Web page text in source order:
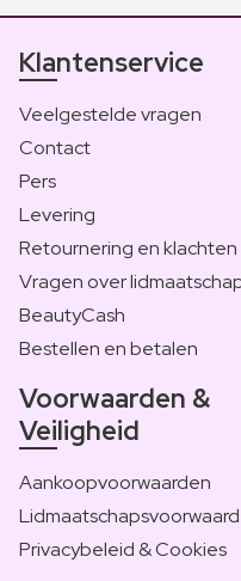
Klantenservice
Veelgestelde vragen
Contact
Pers
Levering
Retournering en klachten
Vragen over
BeautyCash
Bestellen en betalen
Voorwaarden &
Veiligheid
Aankoopvoorwaarden
Privacybeleid & Cookies